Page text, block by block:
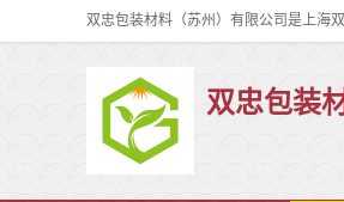
双忠包装